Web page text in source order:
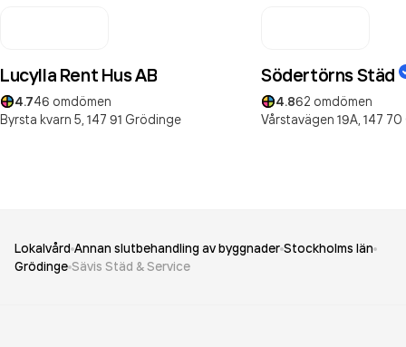
Lucylla Rent Hus AB
4.746 omdömen
Byrsta kvarn 5, 147 91 Grödinge
Södertörns Städ
4.862 omdömen
Vårstavägen 19A, 147 70
Lokalvård Annan slutbehandling av byggnader Stockholms län
Grödinge Sävis Städ & Service